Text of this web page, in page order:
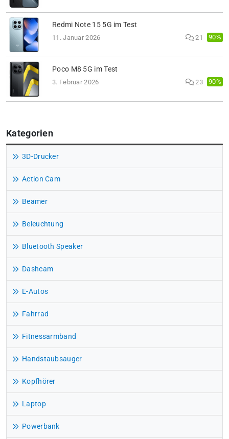
Redmi Note 15 5G im Test
11. Januar 2026 21 90%
Poco M8 5G im Test
3. Februar 2026 23 90%
Kategorien
3D-Drucker
Action Cam
Beamer
Beleuchtung
Bluetooth Speaker
Dashcam
E-Autos
Fahrrad
Fitnessarmband
Handstaubsauger
Kopfhörer
Laptop
Powerbank